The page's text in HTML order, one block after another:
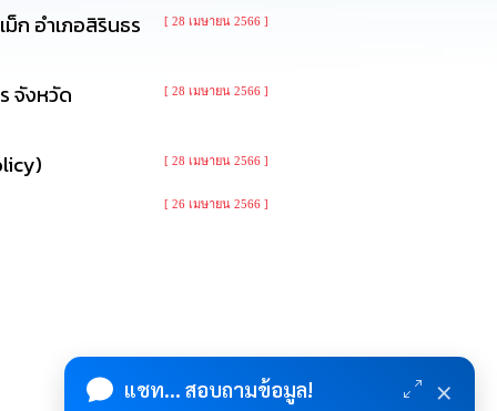
ก อำเภอสิรินธร [ 28 เมษายน 2566 ]
จังหวัด [ 28 เมษายน 2566 ]
[ 28 เมษายน 2566 ]
[ 26 เมษายน 2566 ]
แชท... สอบถามข้อมูล! ×